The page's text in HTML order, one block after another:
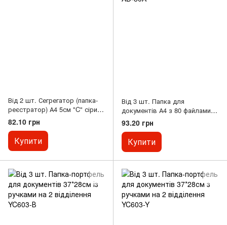
Від 2 шт. Сегрегатор (папка-
реєстратор) А4 5см "C" сірий
553
82.10 грн
Купити
Від 3 шт. Папка для
документів А4 з 80 файлами
пластикова "С" AD-80A
93.20 грн
Купити